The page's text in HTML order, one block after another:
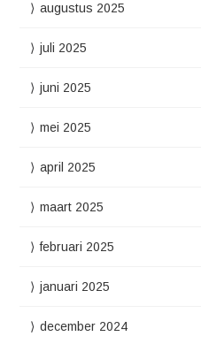
augustus 2025
juli 2025
juni 2025
mei 2025
april 2025
maart 2025
februari 2025
januari 2025
december 2024